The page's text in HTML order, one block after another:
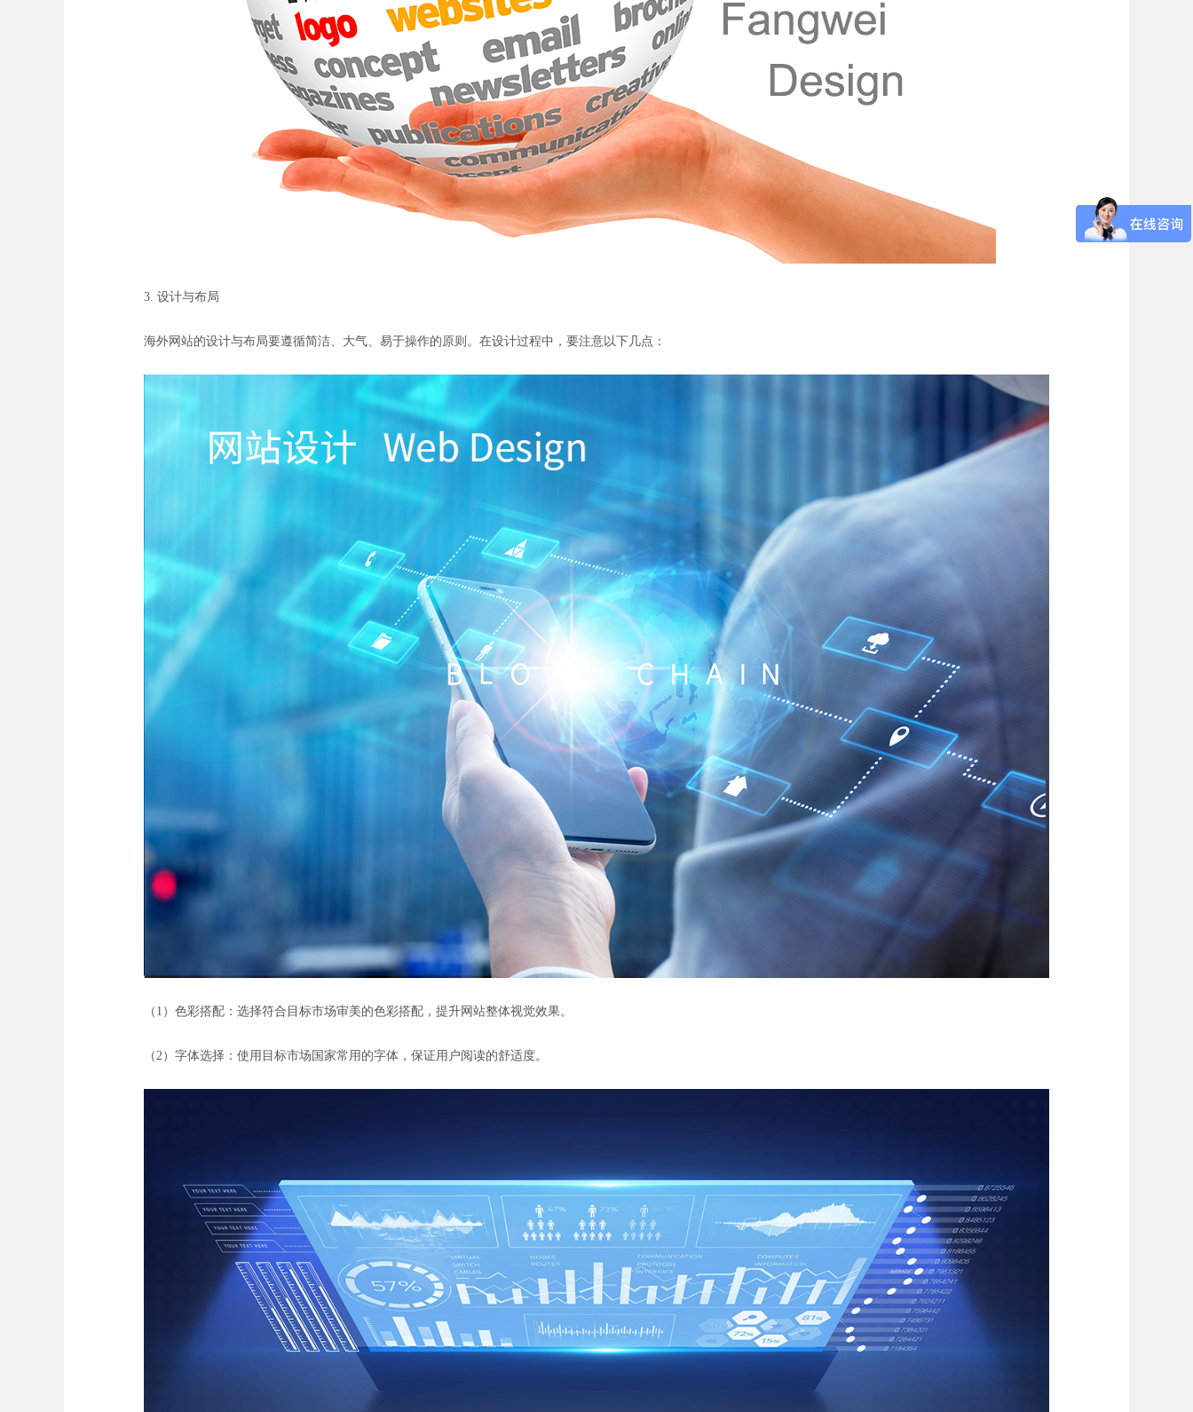
3. 设计与布局
海外网站的设计与布局要遵循简洁、大气、易于操作的原则。在设计过程中，要注意以下几点：
（1）色彩搭配：选择符合目标市场审美的色彩搭配，提升网站整体视觉效果。
（2）字体选择：使用目标市场国家常用的字体，保证用户阅读的舒适度。